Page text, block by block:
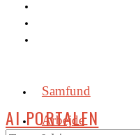
Samfund
Arbejde
AI PORTALEN